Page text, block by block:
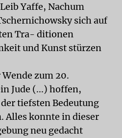
Yaffe, Nachum
sich auf
Tra- ditionen
und Kunst stürzen
zum 20.
Jude (...) hoffen,
tiefsten Bedeutung
Alles konnte in dieser
neu gedacht